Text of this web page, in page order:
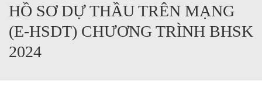
HỒ SƠ DỰ THẦU TRÊN MẠNG
(E-HSDT) CHƯƠNG TRÌNH BHSK
2024